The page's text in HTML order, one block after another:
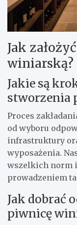
Jak
winiarską?
Jakie są
stworzenia
Proces
od wyboru
infrastruktury
wyposażenia.
wszelkich norm
prowadzeniem
Jak dobrać
piwnicę